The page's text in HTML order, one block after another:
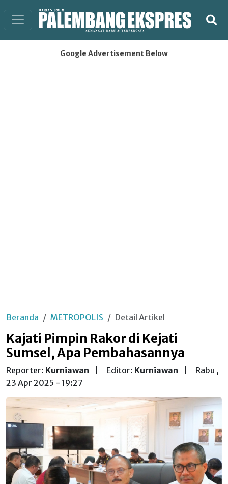
Google Advertisement Below
Beranda METROPOLIS Detail Artikel
Kajati Pimpin Rakor di Kejati
Sumsel, Apa Pembahasannya
Reporter: Kurniawan Editor: Kurniawan
Rabu ,
23 Apr 2025 - 19:27